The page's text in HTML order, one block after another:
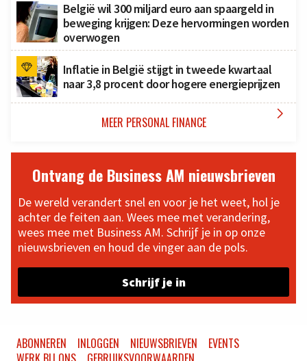
België wil 300 miljard euro aan spaargeld in
beweging krijgen: Deze hervormingen worden
overwogen
Inflatie in België stijgt in tweede kwartaal
naar 3,8 procent door hogere energieprijzen
MEER PERSONAL FINANCE 
Ontvang de Business AM nieuwsbrieven
De wereld verandert snel en voor je het weet, hol je
achter de feiten aan. Wees mee met verandering,
wees mee met Business AM. Schrijf je in op onze
nieuwsbrieven en houd de vinger aan de pols.
Schrijf je in
ABONNEREN INLOGGEN NIEUWSBRIEVEN
EVENTS